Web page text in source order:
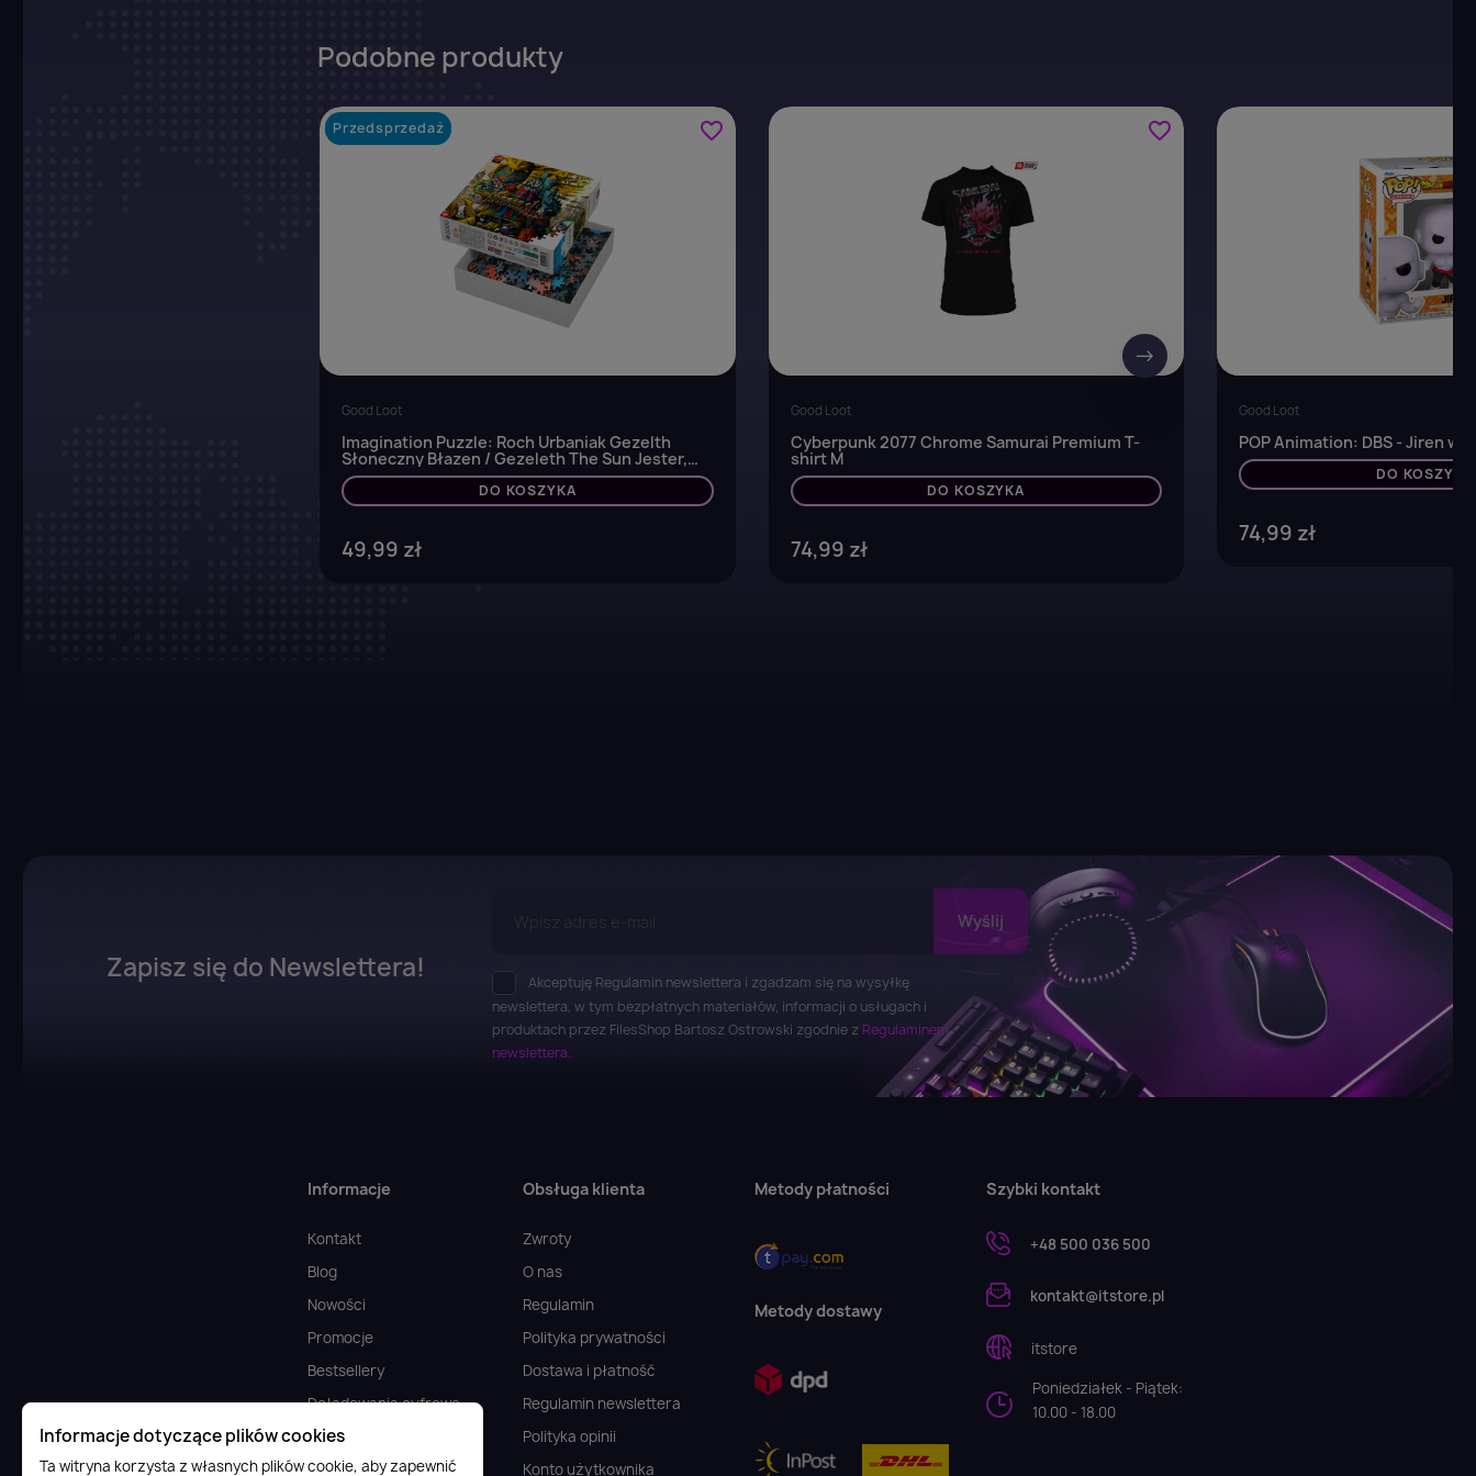
Podobne produkty
Przedsprzedaż favorite_border
Good Loot
Imagination Puzzle: Roch Urbaniak Gezelth
Słoneczny Błazen / Gezeleth The Sun Jester,
1000 elementów
DO KOSZYKA
49,99 zł
favorite_border
Good Loot
Cyberpunk 2077 Chrome Samurai Premium T-
shirt M
DO KOSZYKA
74,99 zł
Good Loot
POP Animation: DBS - Jiren w/
DO KOSZYKA
74,99 zł
→
Zapisz się do Newslettera!
Akceptuję Regulamin newslettera i zgadzam się na wysyłkę
newslettera, w tym bezpłatnych materiałów, informacji o usługach i
produktach przez FilesShop Bartosz Ostrowski zgodnie z Regulaminem
newslettera.
Informacje
Kontakt
Blog
Nowości
Promocje
Bestsellery
Doładowania cyfrowe
FAQ
Komputery
Obsługa klienta
Zwroty
O nas
Regulamin
Polityka prywatności
Dostawa i płatność
Regulamin newslettera
Polityka opinii
Konto użytkownika
Metody płatności
Metody dostawy
Szybki kontakt
+48 500 036 500
kontakt@itstore.pl
itstore
Poniedziałek - Piątek:
10.00 - 18.00
Informacje dotyczące plików cookies
Ta witryna korzysta z własnych plików cookie, aby zapewnić